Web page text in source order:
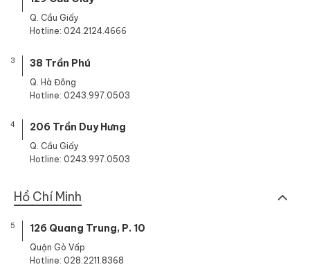
Q. Cầu Giấy
Hotline: 024.2124.4666
3 38 Trần Phú
Q. Hà Đông
Hotline: 0243.997.0503
4 206 Trần Duy Hưng
Q. Cầu Giấy
Hotline: 0243.997.0503
Hồ Chí Minh
5 126 Quang Trung, P. 10
Quận Gò Vấp
Hotline: 028.2211.8368